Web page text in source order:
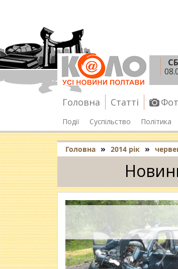
Головна Статті
Події Суспільство Політика
Головна » 2014 рік »